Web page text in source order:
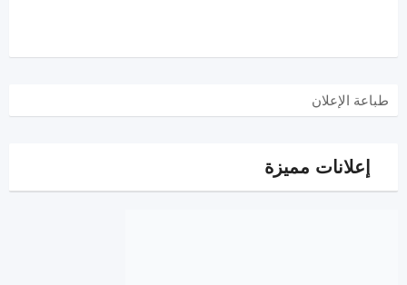
طباعة الإعلان
إعلانات مميزة